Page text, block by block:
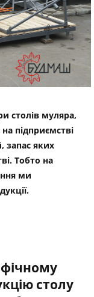
столів муляра,
підприємстві
запас яких
Тобто на
ми
столу